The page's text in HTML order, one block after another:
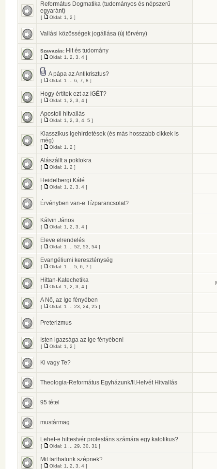
Református Dogmatika (tudományos és népszerű
egyaránt)
[ Oldal: 1 2 ]
Vallási közösségek jogállása (új törvény)
Szavazás: Hit és tudomány
[ Oldal: 1 2 3 4 ]
A pápa az Antikrisztus?
[ Oldal: 1 6 7 8 ]
Hogy értitek ezt az IGÉT?
[ Oldal: 1 2 3 4 ]
Apostoli hitvallás
[ Oldal: 1 2 3 4 5 ]
Klasszikus igehirdetések (és más hosszabb cikkek is
még)
[ Oldal: 1 2 ]
Alászállt a poklokra
[ Oldal: 1 2 ]
Heidelbergi Káté
[ Oldal: 1 2 3 4 ]
Érvényben van-e Tízparancsolat?
Kálvin János
[ Oldal: 1 2 3 4 ]
Eleve elrendelés
[ Oldal: 1 52 53 54 ]
Evangéliumi kereszténység
[ Oldal: 1 5 6 7 ]
Hittan-Katechetika
[ Oldal: 1 2 3 4 ]
A Nő, az Ige fényében
[ Oldal: 1 23 24 25 ]
Preterizmus
Isten igazsága az Ige fényében!
[ Oldal: 1 2 ]
Ki vagy Te?
Theologia-Református Egyházunk/II.Helvét Hitvallás
95 tétel
mustármag
Lehet-e hittestvér protestáns számára egy katolikus?
[ Oldal: 1 29 30 31 ]
Mit tarthatunk szépnek?
[ Oldal: 1 2 3 4 ]